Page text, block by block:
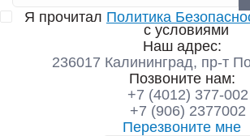
Я прочитал Политика
с условиями
Наш адрес:
236017 Калининград,​ пр-т
Позвоните нам:
+7 (4012) 377-002
+7 (906) 2377002
Перезвоните мне